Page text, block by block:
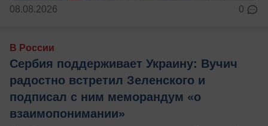
08.08.2026 0
В России
Сербия поддерживает Украину: Вучич
радостно встретил Зеленского и
подписал с ним меморандум «о
взаимопонимании»